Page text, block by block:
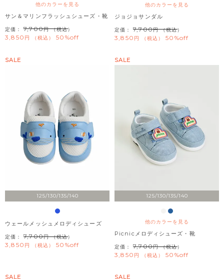
他のカラーを見る
サン＆マリンフラッシュシューズ・靴
定価： 7,700 （税込）
3,850 税込 50%off
他のカラーを見る
ジョジョサンダル
定価： 7,700 （税込）
3,850 税込 50%off
125/130/135/140
SALE
ウェールメッシュメロディシューズ
定価： 7,700 （税込）
3,850 税込 50%off
125/130/135/140
他のカラーを見る
SALE
Picnicメロディシューズ・靴
定価： 7,700 （税込）
3,850 税込 50%off
SALE SALE